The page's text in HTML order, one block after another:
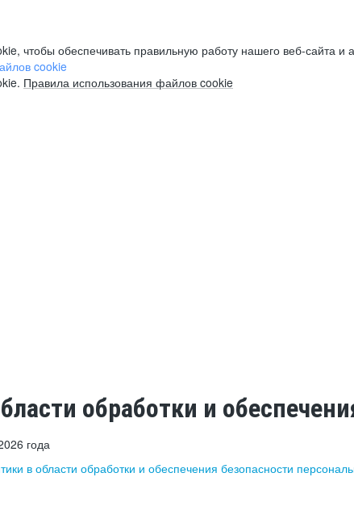
чтобы обеспечивать правильную работу нашего веб-сайта и
cookie
Правила использования файлов cookie
обработки и
года
в области обработки и обеспечения безопасности